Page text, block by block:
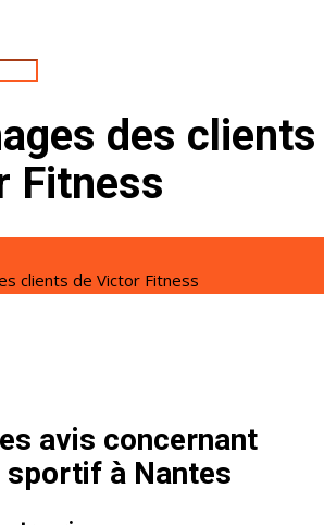
des clients
Fitness
clients de Victor Fitness
avis concernant
à Nantes